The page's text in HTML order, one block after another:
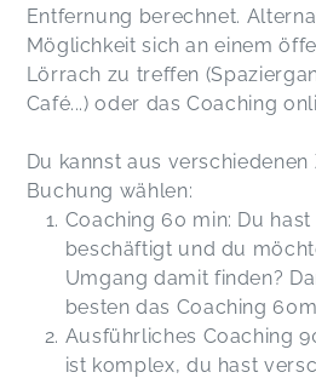
Entfernung berechnet.
Möglichkeit sich an einem
Lörrach zu treffen
Café...) oder das Coaching
Du kannst aus
Buchung wählen:
Coaching 60 min: Du
beschäftigt und du
Umgang damit finden?
besten das Coaching
Ausführliches Coaching
ist komplex, du hast